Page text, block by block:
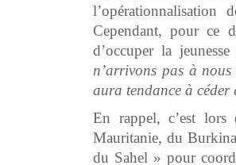
l’opérationnalisation
Cependant, pour ce
d’occuper la
n’arrivons pas à
aura tendance à céder
En rappel, c’est
Mauritanie, du
du Sahel » pour